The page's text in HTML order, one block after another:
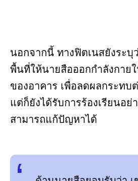
นอกจากนี้ ทางฟิตเนสยังระบุ
พื้นที่ให้นายสือออกกำลังกาย
ของอาคาร เพื่อลดผลกระท
แต่ก็ยังได้รับการร้องเรียนอย่
สามารถแก้ปัญหาได้